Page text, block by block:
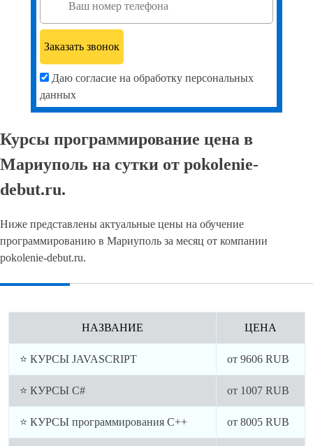
Даю согласие на обработку персональных
данных
Курсы программирование цена в
Мариуполь на сутки от pokolenie-
debut.ru.
Ниже представлены актуальные цены на обучение
программированию в Мариуполь за месяц от компании
pokolenie-debut.ru.
НАЗВАНИЕ ЦЕНА
⭐ КУРСЫ JAVASCRIPT от 9606 RUB
⭐ КУРСЫ C# от 1007 RUB
⭐ КУРСЫ программирования C++ от 8005 RUB